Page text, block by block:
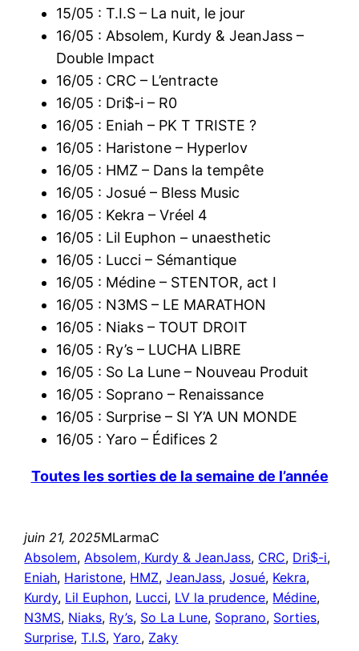
15/05 : T.I.S – La nuit, le jour
16/05 : Absolem, Kurdy & JeanJass –
Double Impact
16/05 : CRC – L’entracte
16/05 : Dri$-i – R0
16/05 : Eniah – PK T TRISTE ?
16/05 : Haristone – Hyperlov
16/05 : HMZ – Dans la tempête
16/05 : Josué – Bless Music
16/05 : Kekra – Vréel 4
16/05 : Lil Euphon – unaesthetic
16/05 : Lucci – Sémantique
16/05 : Médine – STENTOR, act I
16/05 : N3MS – LE MARATHON
16/05 : Niaks – TOUT DROIT
16/05 : Ry’s – LUCHA LIBRE
16/05 : So La Lune – Nouveau Produit
16/05 : Soprano – Renaissance
16/05 : Surprise – SI Y’A UN MONDE
16/05 : Yaro – Édifices 2
Toutes les sorties de la semaine de l’année
juin 21, 2025MLarmaC
Absolem, Absolem, Kurdy & JeanJass, CRC, Dri$-i
Eniah, Haristone, HMZ, JeanJass, Josué, Kekra
Kurdy, Lil Euphon, Lucci, LV la prudence, Médine
N3MS, Niaks, Ry’s, So La Lune, Soprano, Sorties
Surprise, T.I.S, Yaro, Zaky